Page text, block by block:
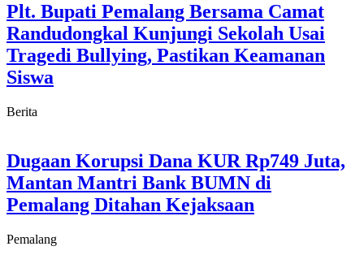
Plt. Bupati Pemalang Bersama Camat
Randudongkal Kunjungi Sekolah Usai
Tragedi Bullying, Pastikan Keamanan
Siswa
Berita
Dugaan Korupsi Dana KUR Rp749 Juta,
Mantan Mantri Bank BUMN di
Pemalang Ditahan Kejaksaan
Pemalang